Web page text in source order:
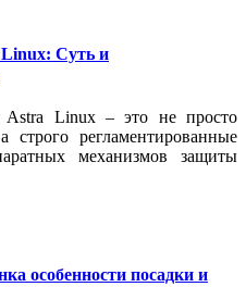
Суть и
Linux – это не просто
строго регламентированные
механизмов защиты
особенности посадки и